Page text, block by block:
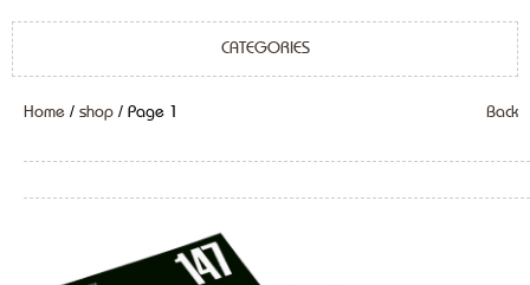
CATEGORIES
Home / shop / Page 1 Back